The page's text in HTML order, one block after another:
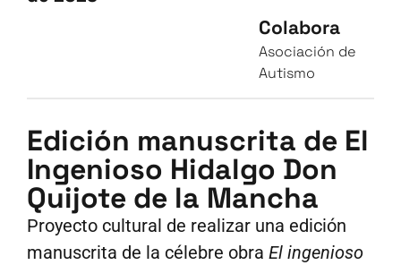
Colabora
Asociación de
Autismo
Edición manuscrita de El
Ingenioso Hidalgo Don
Quijote de la Mancha
Proyecto cultural de realizar una edición
manuscrita de la célebre obra El ingenioso